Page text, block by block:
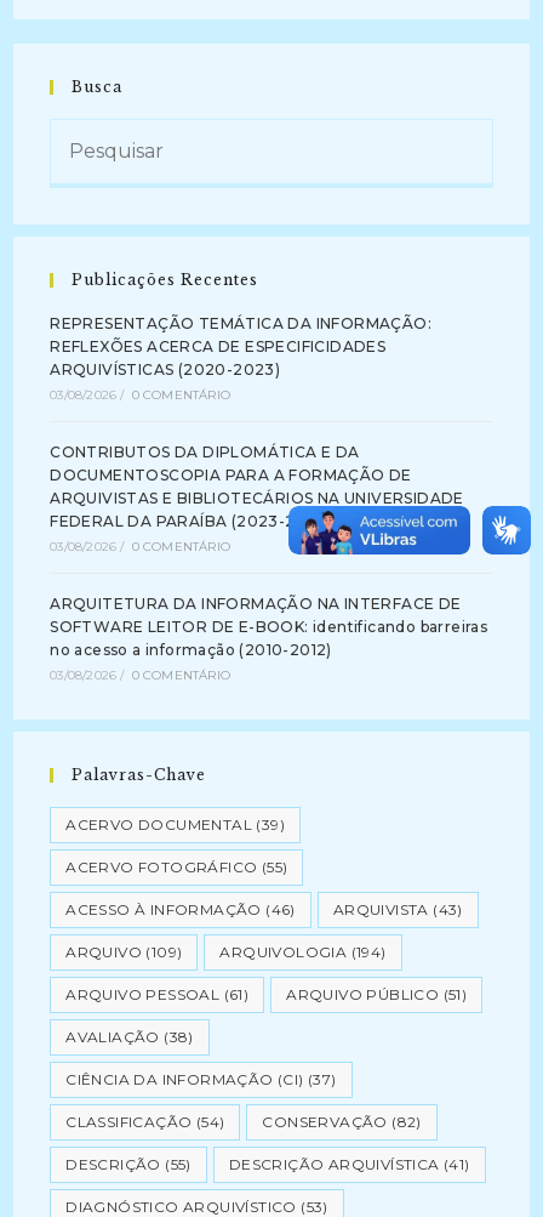
Busca
Publicações Recentes
REPRESENTAÇÃO TEMÁTICA DA INFORMAÇÃO:
REFLEXÕES ACERCA DE ESPECIFICIDADES
ARQUIVÍSTICAS (2020-2023)
03/08/2026 / 0 COMENTÁRIO
CONTRIBUTOS DA DIPLOMÁTICA E DA
DOCUMENTOSCOPIA PARA A FORMAÇÃO DE
ARQUIVISTAS E BIBLIOTECÁRIOS NA UNIVERSIDADE
FEDERAL DA PARAÍBA (2023-2024)
03/08/2026 / 0 COMENTÁRIO
ARQUITETURA DA INFORMAÇÃO NA INTERFACE DE
SOFTWARE LEITOR DE E-BOOK: identificando barreiras
no acesso a informação (2010-2012)
03/08/2026 / 0 COMENTÁRIO
Palavras-Chave
ACERVO DOCUMENTAL (39)
ACERVO FOTOGRÁFICO (55)
ACESSO À INFORMAÇÃO (46) ARQUIVISTA (43)
ARQUIVO (109) ARQUIVOLOGIA (194)
ARQUIVO PESSOAL (61) ARQUIVO PÚBLICO (51)
AVALIAÇÃO (38)
CIÊNCIA DA INFORMAÇÃO (CI) (37)
CLASSIFICAÇÃO (54) CONSERVAÇÃO (82)
DESCRIÇÃO (55) DESCRIÇÃO ARQUIVÍSTICA (41)
DIAGNÓSTICO ARQUIVÍSTICO (53)